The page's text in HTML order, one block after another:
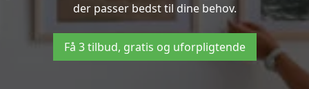
der passer bedst til dine behov.
Få 3 tilbud, gratis og uforpligtende